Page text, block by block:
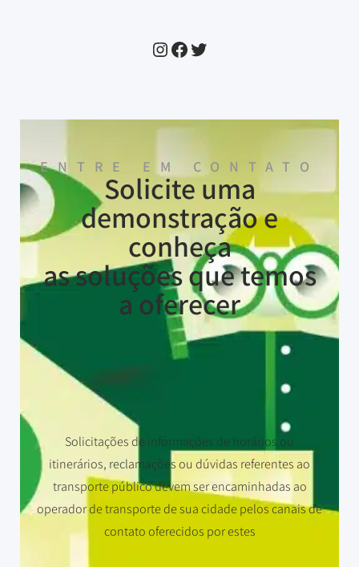
ENTRE EM CONTATO
Solicite uma
demonstração e
conheça
as soluções que temos
a oferecer
Solicitações de informações de horários ou
itinerários, reclamações ou dúvidas referentes ao
transporte público devem ser encaminhadas ao
operador de transporte de sua cidade pelos canais de
contato oferecidos por estes